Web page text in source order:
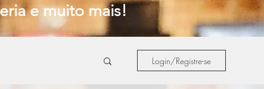
e muito mais!
Login/Registre-se